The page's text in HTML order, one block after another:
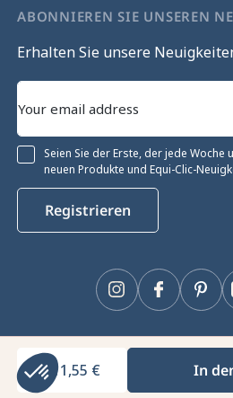
111,55 € In
ABONNIEREN SIE UNSEREN
Erhalten Sie unsere
Seien Sie der Erste, der jede
neuen Produkte und Equi-Clic-
Registrieren
Facebook
Instagram
Equiclic © 2026